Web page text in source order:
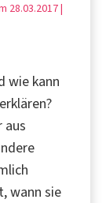
28.03.2017 |
wie kann
aus
wann sie